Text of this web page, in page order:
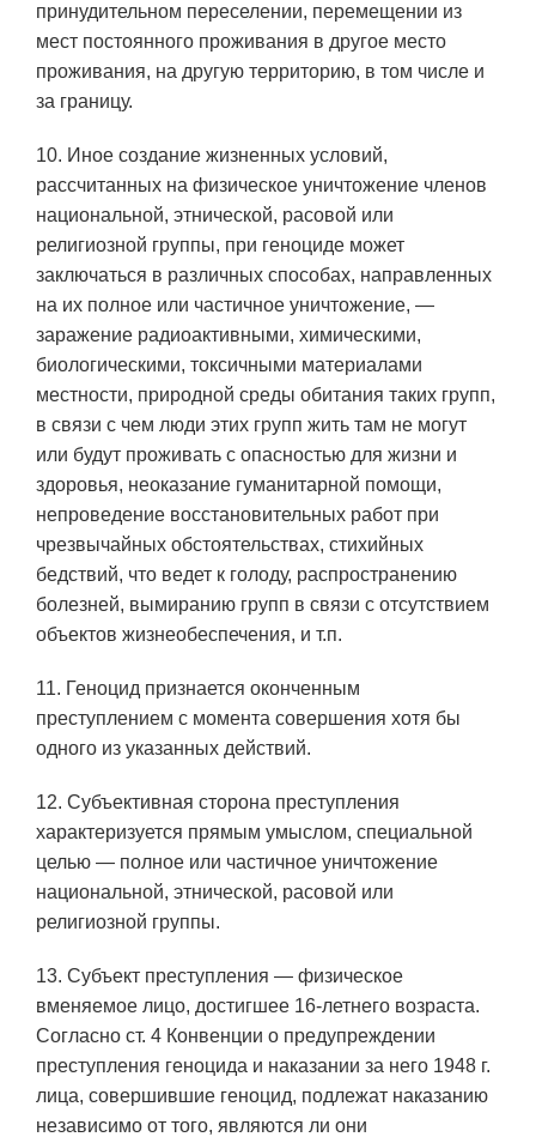
принудительном переселении, перемещении из
мест постоянного проживания в другое место
проживания, на другую территорию, в том числе и
за границу.
10. Иное создание жизненных условий,
рассчитанных на физическое уничтожение членов
национальной, этнической, расовой или
религиозной группы, при геноциде может
заключаться в различных способах, направленных
на их полное или частичное уничтожение, —
заражение радиоактивными, химическими,
биологическими, токсичными материалами
местности, природной среды обитания таких групп,
в связи с чем люди этих групп жить там не могут
или будут проживать с опасностью для жизни и
здоровья, неоказание гуманитарной помощи,
непроведение восстановительных работ при
чрезвычайных обстоятельствах, стихийных
бедствий, что ведет к голоду, распространению
болезней, вымиранию групп в связи с отсутствием
объектов жизнеобеспечения, и т.п.
11. Геноцид признается оконченным
преступлением с момента совершения хотя бы
одного из указанных действий.
12. Субъективная сторона преступления
характеризуется прямым умыслом, специальной
целью — полное или частичное уничтожение
национальной, этнической, расовой или
религиозной группы.
13. Субъект преступления — физическое
вменяемое лицо, достигшее 16-летнего возраста.
Согласно ст. 4 Конвенции о предупреждении
преступления геноцида и наказании за него 1948 г.
лица, совершившие геноцид, подлежат наказанию
независимо от того, являются ли они